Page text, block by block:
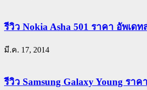
รีวิว Nokia Asha 501 ราคา อัพเดท
มี.ค. 17, 2014
รีวิว Samsung Galaxy Young รา